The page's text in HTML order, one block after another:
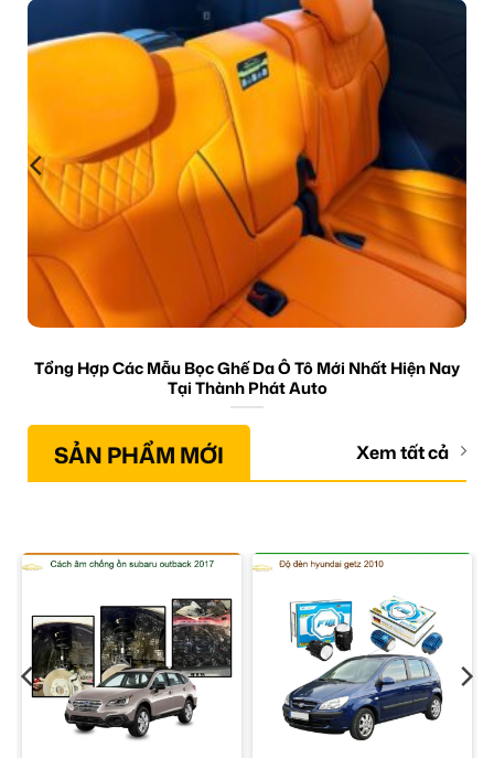
Tổng Hợp Các Mẫu Bọc Ghế Da Ô Tô Mới Nhất Hiện Nay
Tại Thành Phát Auto
SẢN PHẨM MỚI Xem tất cả